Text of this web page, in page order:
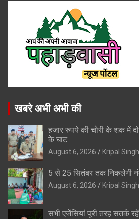
खबरे अभी अभी की
हजार रुपये की चोरी के शक में
के घाट
August 6, 2026 Kripal Singh
5 से 25 सितंबर तक निकलेगी
August 6, 2026 Kripal Singh
सभी एजेंसियां पूरी तरह सतर्क